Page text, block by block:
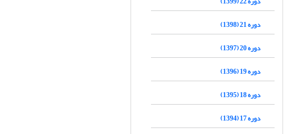
دوره 21 (1398)
دوره 20 (1397)
دوره 19 (1396)
دوره 18 (1395)
دوره 17 (1394)